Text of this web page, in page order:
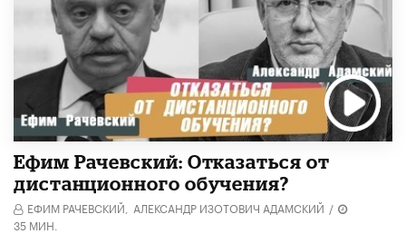
Ефим Рачевский: Отказаться от
дистанционного обучения?
ЕФИМ РАЧЕВСКИЙ, АЛЕКСАНДР ИЗОТОВИЧ АДАМСКИЙ /
35 МИН.